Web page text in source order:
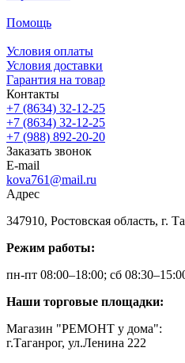
Помощь
Условия оплаты
Условия доставки
Гарантия на товар
Контакты
+7 (8634) 32-12-25
+7 (8634) 32-12-25
+7 (988) 892-20-20
Заказать звонок
E-mail
kova761@mail.ru
Адрес
347910, Ростовская область, г.
Режим работы:
пн-пт 08:00–18:00; сб
Наши торговые площадки:
Магазин "РЕМОНТ у дома":
г.Таганрог, ул.Ленина 222